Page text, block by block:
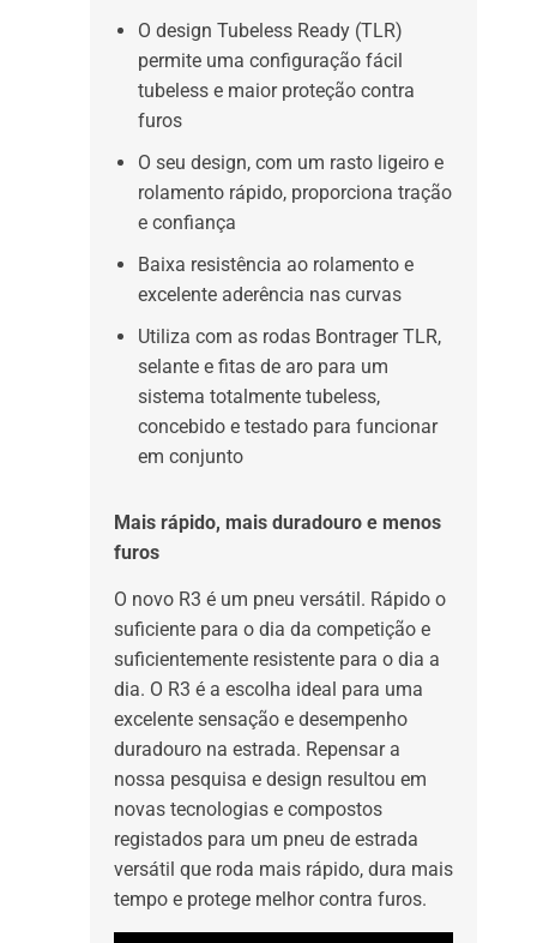
O design Tubeless Ready (TLR)
permite uma configuração fácil
tubeless e maior proteção contra
furos
O seu design, com um rasto ligeiro e
rolamento rápido, proporciona tração
e confiança
Baixa resistência ao rolamento e
excelente aderência nas curvas
Utiliza com as rodas Bontrager TLR,
selante e fitas de aro para um
sistema totalmente tubeless,
concebido e testado para funcionar
em conjunto
Mais rápido, mais duradouro e menos
furos
O novo R3 é um pneu versátil. Rápido o
suficiente para o dia da competição e
suficientemente resistente para o dia a
dia. O R3 é a escolha ideal para uma
excelente sensação e desempenho
duradouro na estrada. Repensar a
nossa pesquisa e design resultou em
novas tecnologias e compostos
registados para um pneu de estrada
versátil que roda mais rápido, dura mais
tempo e protege melhor contra furos.